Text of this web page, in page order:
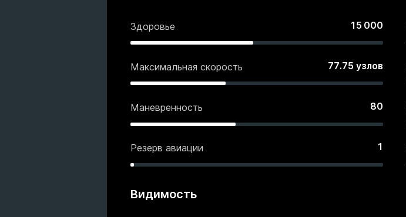
Здоровье 15 000
Максимальная скорость 77.75 узлов
Маневренность 80
Резерв авиации 1
Видимость